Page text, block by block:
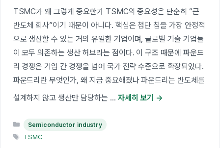
TSMC가 왜 그렇게 중요한가 TSMC의 중요성은 단순히 “큰
반도체 회사”이기 때문이 아니다. 핵심은 첨단 칩을 가장 안정적
으로 생산할 수 있는 거의 유일한 기업이며, 글로벌 기술 기업들
이 모두 의존하는 생산 허브라는 점이다. 이 구조 때문에 파운드
리 경쟁은 기업 간 경쟁을 넘어 국가 전략 수준으로 확장되었다.
파운드리란 무엇인가, 왜 지금 중요해졌나 파운드리는 반도체를
설계하지 않고 생산만 담당하는 … 자세히 보기
카Semiconductor industry
태
TSMC